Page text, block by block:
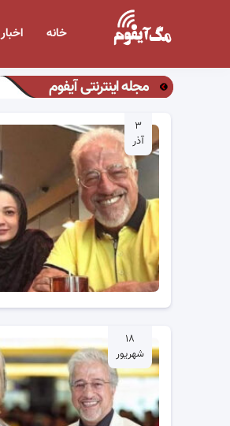
خانه اخبار
مجله اینترنتی آیفوم
۳
آذر
۱۸
شهریور